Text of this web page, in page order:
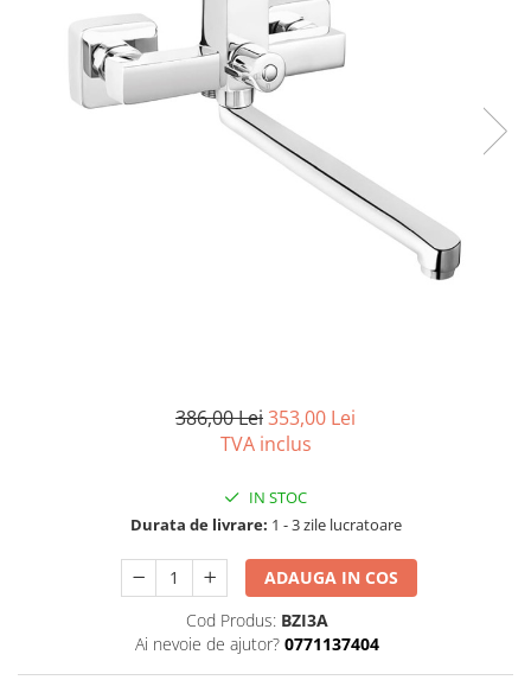
Vase wc
Vase wc suspendate
Vase wc statative
Seturi de mobilier si lavoar
Oglinzi baie si corpuri iluminat
386,00 Lei353,00 Lei
TVA inclus
IN STOC
Durata de livrare: 1 - 3 zile lucratoare
ADAUGA IN COS
Cod Produs: BZI3A
Ai nevoie de ajutor? 0771137404